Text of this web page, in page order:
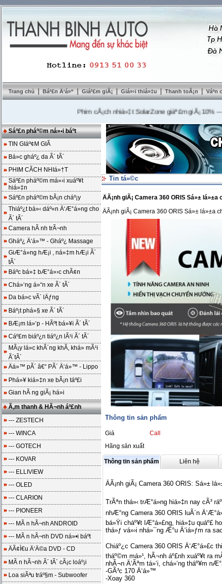
Trang chủ | Báº£n Ä‘á»“ | Giáº£m giÃ¡ | Giá»›i thiá»‡u | Thanh toÃ¡n | Váº­n
Phim cÃ¡ch nhiá»‡t SolarZone giáº£m giÃ¡ 10%---Mua
Sáº£n pháº©m ná»•i báº­t
TIN GIáº¢M GIÃ
Bá»c gháº¿ da Ã´ tÃ´
PHIM CÃCH NHIá»†T
Sáº£n pháº©m má»›i xuáº¥t
hiá»‡n
Sáº£n pháº©m bÃ¡n cháº¡y
Thiáº¿t bá»‹ dáº«n Ä‘Æ°á»ng cho
Ã´ tÃ´
Camera hÃ nh trÃ¬nh
Gháº¿ Ä‘á»™ - Gháº¿ Massage
GiÆ°á»ng hÆ¡i , ná»‡m hÆ¡i Ã´
tÃ´
Báº­c bá»‡ bÆ°á»›c chÃ¢n
Chá»‘ng á»“n xe Ã´ tÃ´
Da bá»c vÃ´ lÄƒng
Báº¡t phá»§ xe Ã´ tÃ´
BÆ¡m lá»‘p - HÃºt bá»¥i Ã´ tÃ´
Cáº£m biáº¿n tiáº¿n lÃ¹i Ã´ tÃ´
MÃ¡y lá»c khÃ´ng khÃ­, khá»­ mÃ¹i
Ã´tÃ´
Äá»™ pÃ´ â€“ PÃ´ Ä‘á»™ - Lippo
Phá»¥ kiá»‡n xe bÃ¡n táº£i
Gian hÃ ng giÃ¡ há»i
Ã‚m thanh & HÃ¬nh áº£nh
--- ZESTECH
--- WINCA
--- GOTECH
--- KOVAR
--- ELLIVIEW
--- OLED
--- CLARION
--- PIONEER
--- MÃ n hÃ¬nh ANDROID
--- MÃ n hÃ¬nh DVD ná»•i báº­t
ÄÃ¢Ì€u Ä‘Ä©a DVD - CD
MÃ n hÃ¬nh Ã´ tÃ´ cÃ¡c loáº¡i
Loa siÃªu tráº§m - Subwoofer
Tin tá»©c
ÄÃ¡nh giÃ¡ Camera 360 ORIS Sá»± lá»±a
ÄÃ¡nh giÃ¡ Camera 360 ORIS Sá»± lá»±a
Thông tin sản phẩm
Giá
Call
Hãng sản xuất
Thông tin sản phẩm Liên hệ
ÄÃ¡nh giÃ¡ Camera 360 ORIS: Sá»±
TrÃªn thá»‹ trÆ°á»ng hiá»‡n nay cÃ³
nhÆ°ng Camera 360 ORIS luÃ´n
bá»Ÿi cháº¥t lÆ°á»£ng, hiá»‡u quáº£
thá»ƒ vá»›i nhá»¯ng Æ°u Ä‘iá»ƒm ra
Chiáº¿c Camera 360 ORIS Ä‘Æ°á»£c
tháº©m má»¹, hÃ¬nh áº£nh xuáº¥t ra
nhÃ¬n Ä‘Ãªm tá»‘i, chá»‘ng tháº¥m
-GÃ³c 170 Ä‘á»™
-Xoay 360